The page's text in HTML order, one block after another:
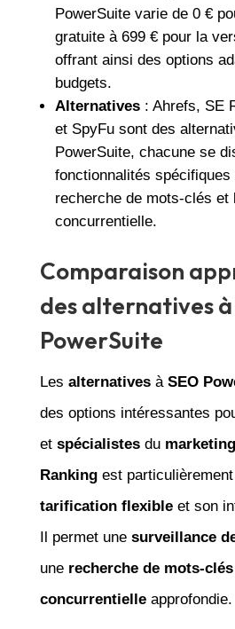
PowerSuite varie de 0 €
gratuite à 699 € pour la
offrant ainsi des options
budgets.
Alternatives: Ahrefs, SE
et SpyFu sont des
PowerSuite, chacune se
fonctionnalités spécifiques
recherche de mots-clés et
concurrentielle.
Comparaison
des alternatives à
PowerSuite
Les alternativesà SEO
des options intéressantes
et spécialistesdu
Rankingest
tarification flexibleet son
Il permet une surveillance
une recherche de mots-clés
concurrentielleapprofondie.